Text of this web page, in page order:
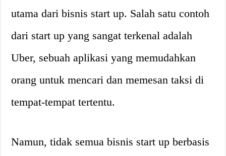
utama dari bisnis start up. Salah satu contoh
dari start up yang sangat terkenal adalah
Uber, sebuah aplikasi yang memudahkan
orang untuk mencari dan memesan taksi di
tempat-tempat tertentu.
Namun, tidak semua bisnis start up berbasis